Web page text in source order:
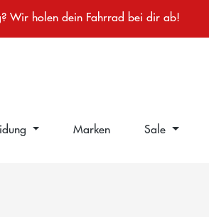
Wir holen dein Fahrrad bei dir ab!
Marken Sale